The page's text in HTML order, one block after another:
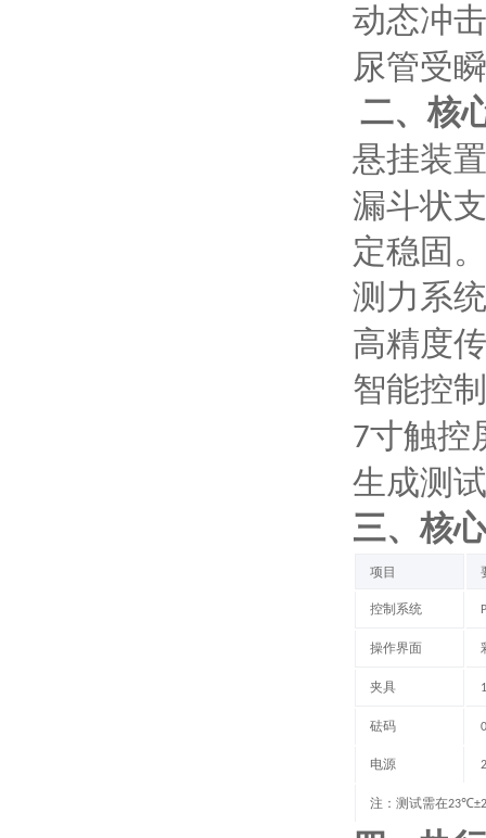
动态冲
尿管受
二、核
悬挂装置
漏斗状
定稳固。
测力系统
高精度
智能控
7寸触控
生成测
三、核心
项目
控制系统
操作界面
夹具 1
砝码
电源
注：测试需在